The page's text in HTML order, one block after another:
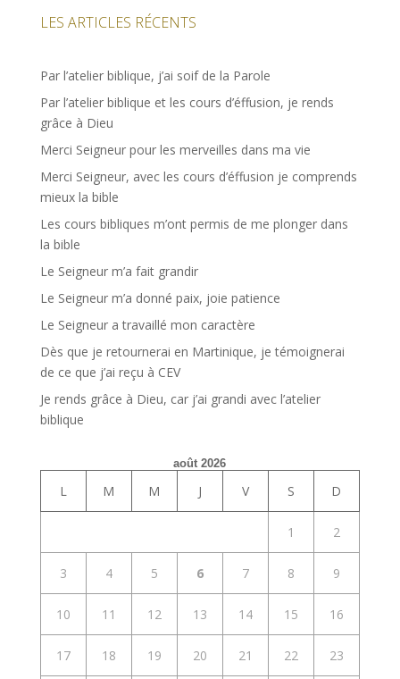
LES ARTICLES RÉCENTS
Par l’atelier biblique, j’ai soif de la Parole
Par l’atelier biblique et les cours d’éffusion, je rends
grâce à Dieu
Merci Seigneur pour les merveilles dans ma vie
Merci Seigneur, avec les cours d’éffusion je comprends
mieux la bible
Les cours bibliques m’ont permis de me plonger dans
la bible
Le Seigneur m’a fait grandir
Le Seigneur m’a donné paix, joie patience
Le Seigneur a travaillé mon caractère
Dès que je retournerai en Martinique, je témoignerai
de ce que j’ai reçu à CEV
Je rends grâce à Dieu, car j’ai grandi avec l’atelier
biblique
août 2026
L M M J V S D
1 2
3 4 5 6 7 8 9
10 11 12 13 14 15 16
17 18 19 20 21 22 23